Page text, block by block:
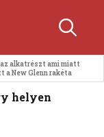
alkatrészt ami miatt
New Glenn rakéta
helyen